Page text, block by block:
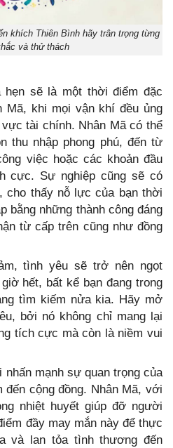
khích Thiên Bình hãy trân trọng từng
và thử thách
hẹn sẽ là một thời điểm đặc
khi mọi vận khí đều ủng
tài chính. Nhân Mã có thể
thu nhập phong phú, đến từ
việc hoặc các khoản đầu
cực. Sự nghiệp cũng sẽ có
cho thấy nỗ lực của bạn thời
bằng những thành công đáng
từ cấp trên cũng như đồng
tình yêu sẽ trở nên ngọt
hết, bất kể bạn đang trong
tìm kiếm nửa kia. Hãy mở
bởi nó không chỉ mang lại
tích cực mà còn là niềm vui
nhấn mạnh sự quan trọng của
cộng đồng. Nhân Mã, với
nhiệt huyết giúp đỡ người
đầy may mắn này để thực
và lan tỏa tình thương đến